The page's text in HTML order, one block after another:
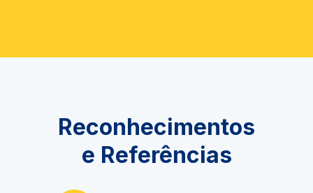
Reconhecimentos
e Referências